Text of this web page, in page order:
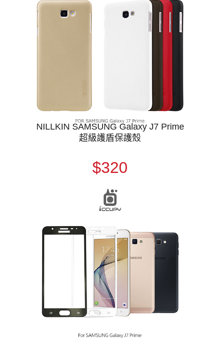
NILLKIN SAMSUNG Galaxy J7 Prime
超級護盾保護殼
$320